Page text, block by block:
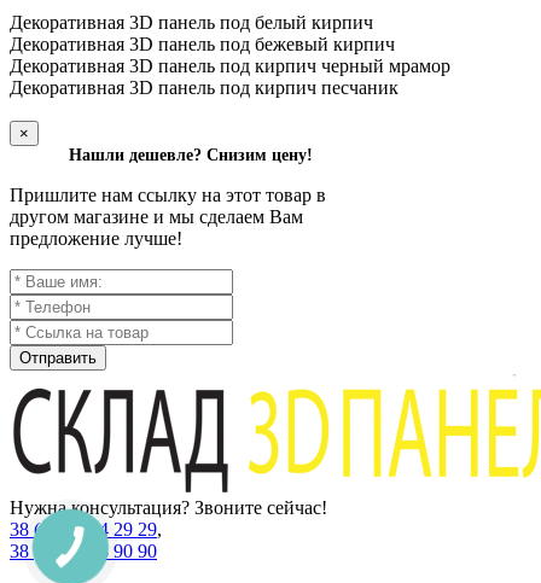
Декоративная 3D панель под белый кирпич
Декоративная 3D панель под бежевый кирпич
Декоративная 3D панель под кирпич черный мрамор
Декоративная 3D панель под кирпич песчаник
×
Нашли дешевле? Снизим цену!
Пришлите нам ссылку на этот товар в
другом магазине и мы сделаем Вам
предложение лучше!
Отправить
Нужна консультация? Звоните сейчас!
38 (067) 234 29 29,
38 (067) 538 90 90